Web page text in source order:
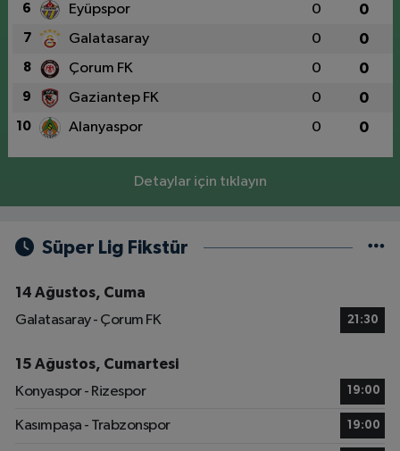
6 Eyüpspor 0 0
7 Galatasaray 0 0
8 Çorum FK 0 0
9 Gaziantep FK 0 0
10 Alanyaspor 0 0
Detaylar için tıklayın
Süper Lig Fikstür
14 Ağustos, Cuma
Galatasaray - Çorum FK
21:30
15 Ağustos, Cumartesi
Konyaspor - Rizespor
19:00
Kasımpaşa - Trabzonspor 19:00